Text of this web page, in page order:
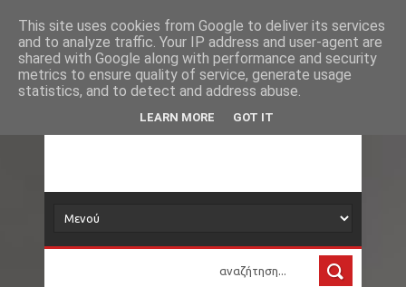
Νέα Εγκέφαλος: Τι του συμβαίνει όταν βρισκόμαστε
στη θάλασσα
Θέουτα: Φόβοι για νέα μαζική κινητοποίηση
μεταναστών στις 15 Αυγούστου
ΗΠΑ - Νότια Φλόριντα: Στα 17 του έφτιαξε μια
δορυφόρος
Τα νέα όλου του κόσμου στο πιάτο σας
This site uses cookies from Google to deliver its services
and to analyze traffic. Your IP address and user-agent are
shared with Google along with performance and security
metrics to ensure quality of service, generate usage
statistics, and to detect and address abuse.
LEARN MORE GOT IT